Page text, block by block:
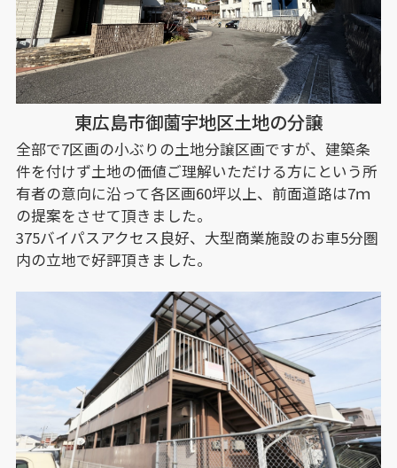
東広島市御薗宇地区土地の分譲
全部で7区画の小ぶりの土地分譲区画ですが、建築条
件を付けず土地の価値ご理解いただける方にという所
有者の意向に沿って各区画60坪以上、前面道路は7ｍ
の提案をさせて頂きました。
375バイパスアクセス良好、大型商業施設のお車5分圏
内の立地で好評頂きました。